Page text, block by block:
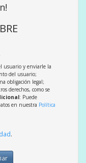
usuario y enviarle la
del usuario;
obligación legal;
derechos, como se
: Puede
en nuestra Política
.